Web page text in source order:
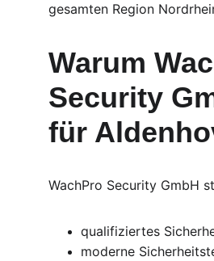
gesamten Region
Warum
Security
für
WachPro Security GmbH
qualifiziertes
moderne